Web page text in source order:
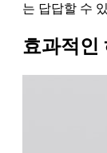
는 답답할 수
효과적인